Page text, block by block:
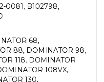
0081, B102798,
68,
88, DOMINATOR 98,
118, DOMINATOR
108VX,
130,